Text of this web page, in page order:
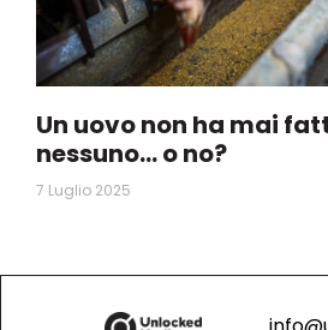
Un uovo non ha mai
nessuno… o no?
7 Luglio 2025